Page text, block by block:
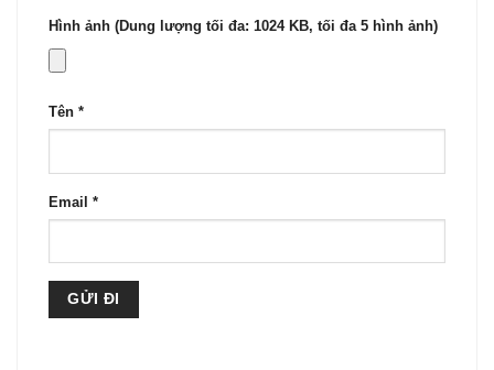
Hình ảnh (Dung lượng tối đa: 1024 KB, tối đa 5 hình ảnh)
Tên *
Email *